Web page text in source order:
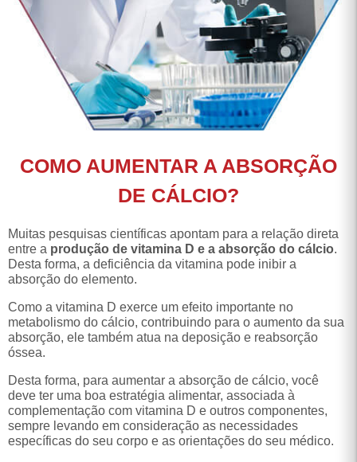
COMO AUMENTAR A ABSORÇÃO
Muitas pesquisas científicas apontam para a relação direta
produção de vitamina D e a absorção do cálcio
absorção do elemento.
Como a vitamina D exerce um efeito importante no
metabolismo do cálcio, contribuindo para o aumento da sua
absorção, ele também atua na deposição e reabsorção
óssea.
Desta forma, para aumentar a absorção de cálcio, você
deve ter uma boa estratégia alimentar, associada à
complementação com vitamina D e outros componentes,
sempre levando em consideração as necessidades
específicas do seu corpo e as orientações do seu médico.